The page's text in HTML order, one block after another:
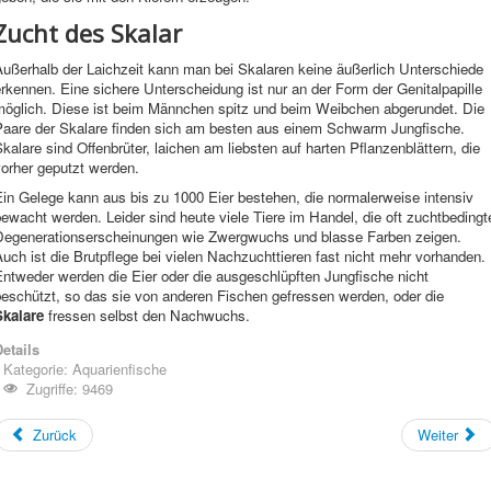
des Skalar
der Laichzeit kann man bei Skalaren keine äußerlich Unterschiede
Eine sichere Unterscheidung ist nur an der Form der Genitalpapille
Diese ist beim Männchen spitz und beim Weibchen abgerundet. Die
der Skalare finden sich am besten aus einem Schwarm Jungfische.
sind Offenbrüter, laichen am liebsten auf harten Pflanzenblättern, die
geputzt werden.
Gelege kann aus bis zu 1000 Eier bestehen, die normalerweise intensiv
werden. Leider sind heute viele Tiere im Handel, die oft
wie Zwergwuchs und blasse Farben zeigen.
ist die Brutpflege bei vielen Nachzuchttieren fast nicht mehr vorhanden.
werden die Eier oder die ausgeschlüpften Jungfische nicht
so das sie von anderen Fischen gefressen werden, oder die
fressen selbst den Nachwuchs.
Kategorie: Aquarienfische
Zugriffe: 9469
Zurück Weiter